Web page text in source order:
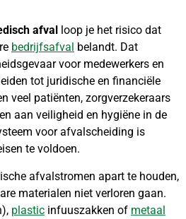
afval
loop je het risico dat
bedrijfsafval belandt. Dat
voor medewerkers en
tot juridische en financiële
veel patiënten, zorgverzekeraars
aan veiligheid en hygiëne in de
voor afvalscheiding is
te voldoen.
afvalstromen apart te houden,
materialen niet verloren gaan.
plastic infuuszakken of metaal